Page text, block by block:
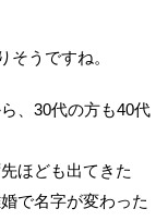
そうですね。
、30代の方も40代
ほども出てきた
で名字が変わった